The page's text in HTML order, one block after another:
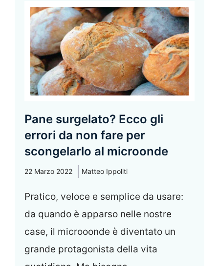
Pane surgelato? Ecco gli
errori da non fare per
scongelarlo al microonde
22 Marzo 2022 Matteo Ippoliti
Pratico, veloce e semplice da usare:
da quando è apparso nelle nostre
case, il microoonde è diventato un
grande protagonista della vita